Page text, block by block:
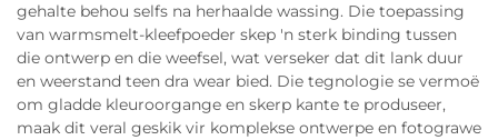
gehalte behou selfs na herhaalde wassing. Die toepassing
van warmsmelt-kleefpoeder skep 'n sterk binding tussen
die ontwerp en die weefsel, wat verseker dat dit lank duur
en weerstand teen dra wear bied. Die tegnologie se vermoë
om gladde kleuroorgange en skerp kante te produseer,
maak dit veral geskik vir komplekse ontwerpe en fotograwe